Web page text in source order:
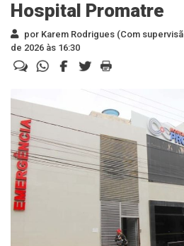
Hospital Promatre
por Karem Rodrigues (Com
de 2026 às 16:30